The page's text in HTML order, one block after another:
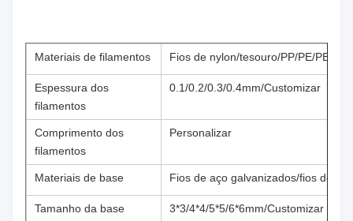
Materiais de filamentos Fios de nylon/tesouro/PP/PE/PBT/
Espessura dos
filamentos
0.1/0.2/0.3/0.4mm/Customizar
Comprimento dos
filamentos
Personalizar
Materiais de base Fios de aço galvanizados/fios de
Tamanho da base 3*3/4*4/5*5/6*6mm/Customizar